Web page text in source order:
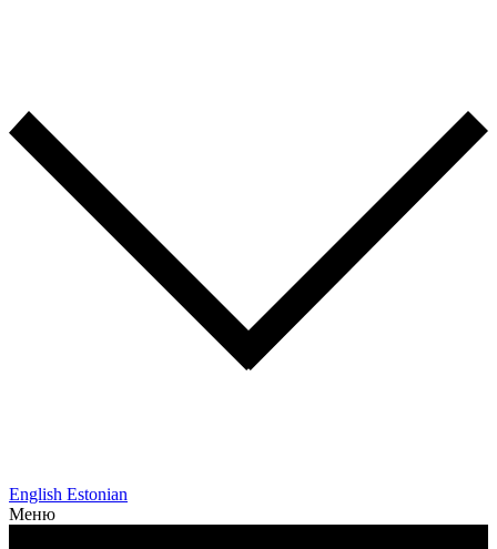
English Estonian
Меню